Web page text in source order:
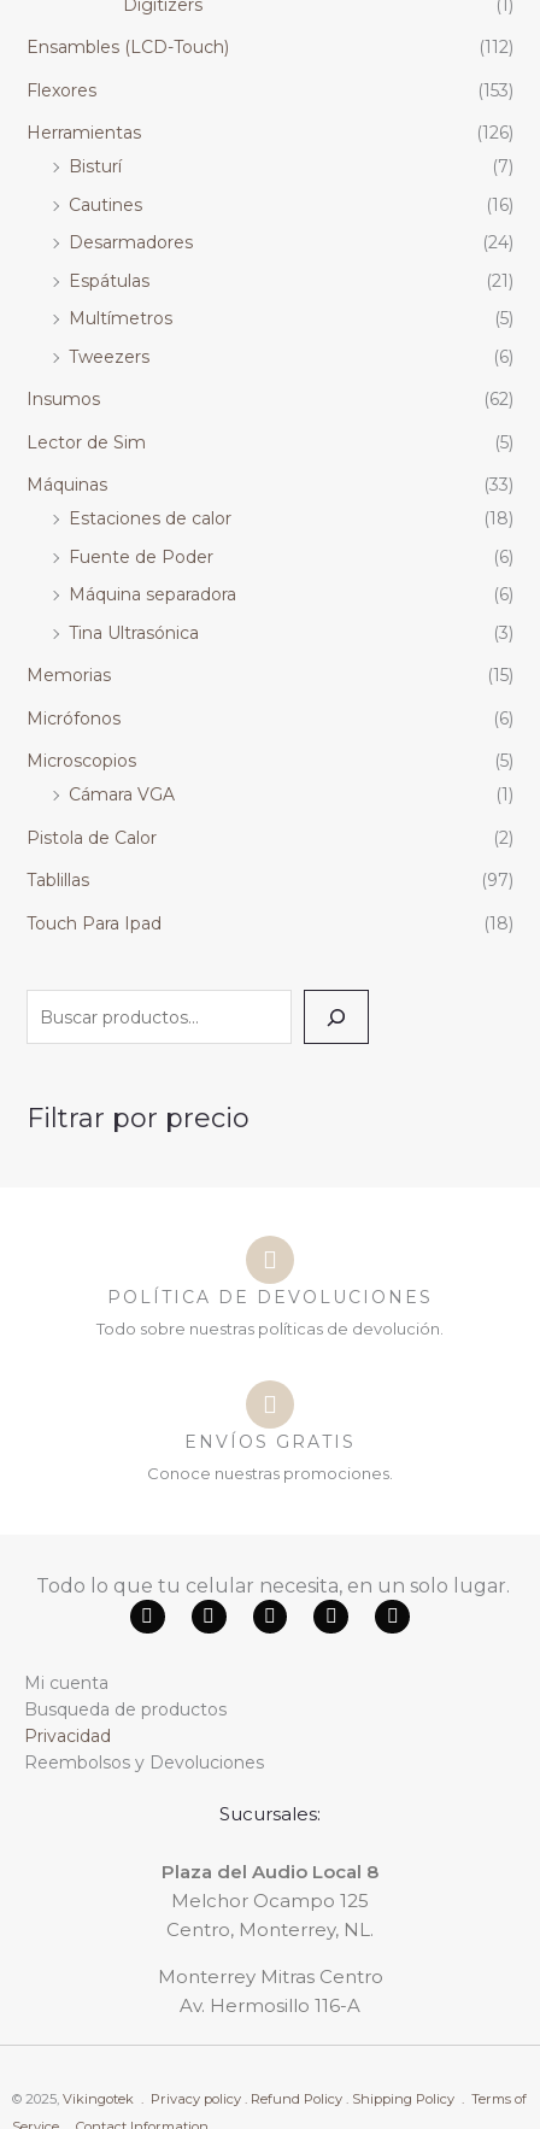
Ensambles (LCD-Touch)
(112)
Flexores
(153)
Herramientas
(126)
Bisturí
(7)
Cautines
(16)
Desarmadores
(24)
Espátulas
(21)
Multímetros
(5)
Tweezers
(6)
Insumos
(62)
Lector de Sim
(5)
Máquinas
(33)
Estaciones de calor
(18)
Fuente de Poder
(6)
Máquina separadora
(6)
Tina Ultrasónica
(3)
Memorias
(15)
Micrófonos
(6)
Microscopios
(5)
Cámara VGA
(1)
Pistola de Calor
(2)
Tablillas
(97)
Touch Para Ipad
(18)
Filtrar por precio
POLÍTICA DE DEVOLUCIONES
Todo sobre nuestras políticas de devolución.
ENVÍOS GRATIS
Conoce nuestras promociones.
Todo lo que tu celular necesita, en un solo lugar.
F
a
o
o
Y
o
b
e
W
h
T
i
I
n
Mi cuenta
Busqueda de productos
Privacidad
Reembolsos y Devoluciones
Sucursales:
Plaza del Audio Local 8
Melchor Ocampo 125
Centro, Monterrey, NL.
Monterrey Mitras Centro
Av. Hermosillo 116-A
© 2025, Vikingotek . Privacy policy . Refund Policy . Shipping Policy . Terms of